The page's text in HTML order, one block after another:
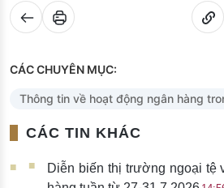
CÁC CHUYÊN MỤC:
Thông tin về hoạt động ngân hàng
CÁC TIN KHÁC
Diễn biến thị trường ngoại tệ